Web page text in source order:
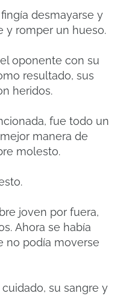
desmayarse y
y romper un hueso.
oponente con su
resultado, sus
heridos.
fue todo un
manera de
molesto.
joven por fuera,
Ahora se había
no podía moverse
cuidado, su sangre y